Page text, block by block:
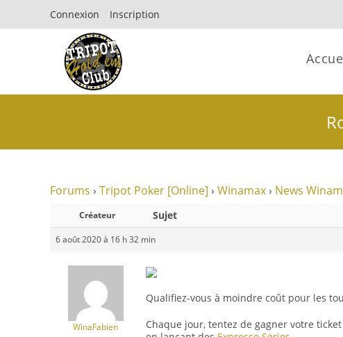
Connexion Inscription
Forums › Tripot Poker [Online] › Winamax › News
Créateur Sujet
6 août 2020 à 16 h 32 min
WinaFabien
Qualifiez-vous à moindre coût pour les
Chaque jour, tentez de gagner votre